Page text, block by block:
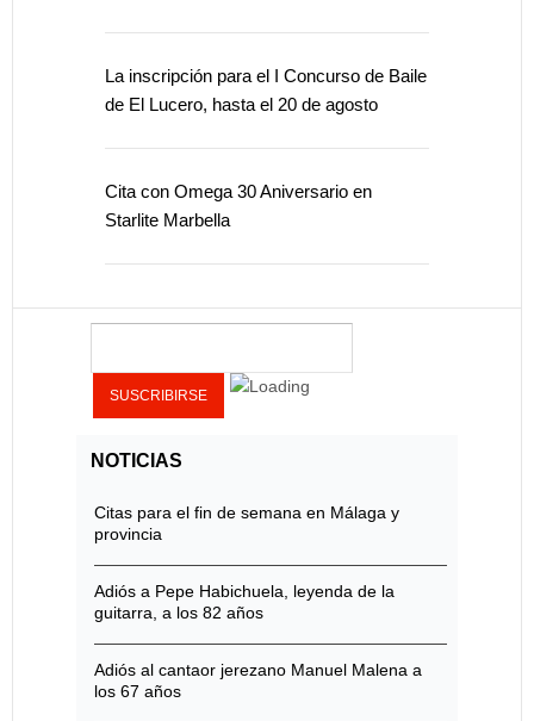
La inscripción para el I Concurso de Baile
de El Lucero, hasta el 20 de agosto
Cita con Omega 30 Aniversario en
Starlite Marbella
NOTICIAS
Citas para el fin de semana en Málaga y
provincia
Adiós a Pepe Habichuela, leyenda de la
guitarra, a los 82 años
Adiós al cantaor jerezano Manuel Malena a
los 67 años